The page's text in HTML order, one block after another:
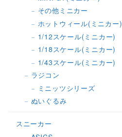
その他ミニカー
ホットウィール(ミニカー)
1/12スケール(ミニカー)
1/18スケール(ミニカー)
1/43スケール(ミニカー)
ラジコン
ミニッツシリーズ
ぬいぐるみ
スニーカー